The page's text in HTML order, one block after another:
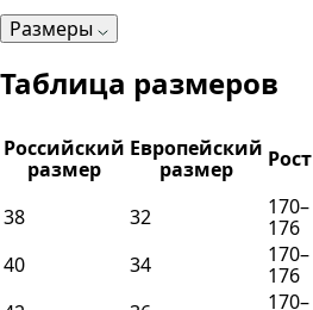
Размеры
Таблица размеров
Российский
размер
Европейский
размер
Рост
38
32
170–
176
40
34
170–
176
170–